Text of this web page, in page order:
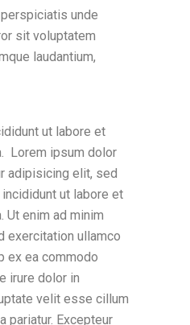
unde
sit voluptatem
laudantium,
ut labore et
Lorem ipsum dolor
adipisicing elit, sed
ut labore et
Ut enim ad minim
exercitation ullamco
ex ea commodo
irure dolor in
velit esse cillum
pariatur. Excepteur